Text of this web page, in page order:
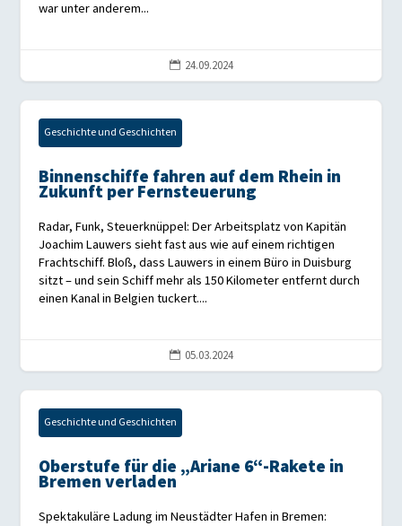
war unter anderem...
 24.09.2024
Geschichte und Geschichten
Binnenschiffe fahren auf dem Rhein in
Zukunft per Fernsteuerung
Radar, Funk, Steuerknüppel: Der Arbeitsplatz von Kapitän
Joachim Lauwers sieht fast aus wie auf einem richtigen
Frachtschiff. Bloß, dass Lauwers in einem Büro in Duisburg
sitzt – und sein Schiff mehr als 150 Kilometer entfernt durch
einen Kanal in Belgien tuckert....
 05.03.2024
Geschichte und Geschichten
Oberstufe für die „Ariane 6“-Rakete in
Bremen verladen
Spektakuläre Ladung im Neustädter Hafen in Bremen: